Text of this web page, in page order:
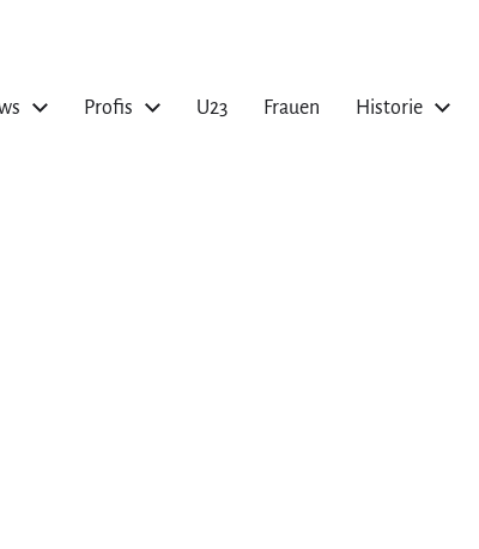
Profis U23 Frauen Historie